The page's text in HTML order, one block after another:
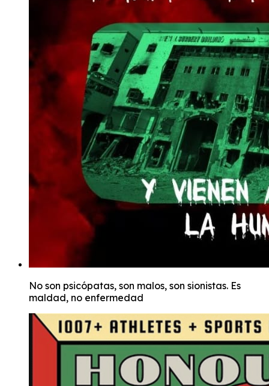
No son psicópatas, son malos, son sionistas. Es
maldad, no enfermedad